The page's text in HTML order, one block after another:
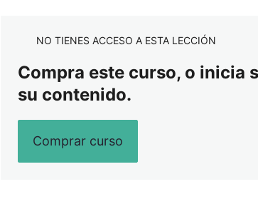
NO TIENES ACCESO A ESTA LECCIÓN
Compra este curso, o inicia
su contenido.
Comprar curso